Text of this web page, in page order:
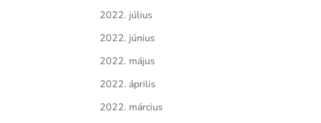
2022. július
2022. június
2022. május
2022. április
2022. március